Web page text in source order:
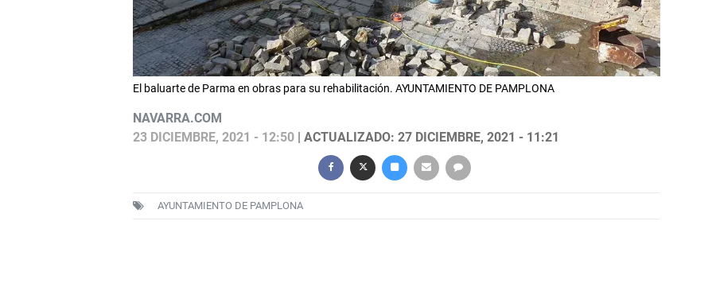
El baluarte de Parma en obras para su rehabilitación. AYUNTAMIENTO DE PAMPLONA
NAVARRA.COM
23 DICIEMBRE, 2021 - 12:50| ACTUALIZADO: 27 DICIEMBRE, 2021 - 11:21
AYUNTAMIENTO DE PAMPLONA